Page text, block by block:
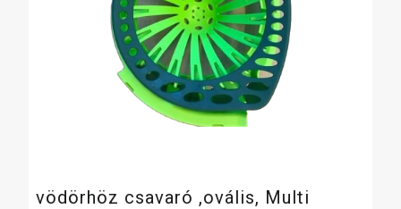
vödörhöz csavaró ,ovális, Multi